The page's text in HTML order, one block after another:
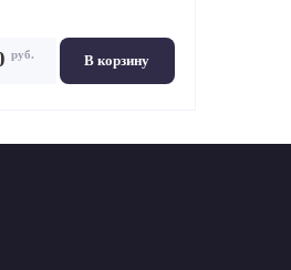
В корзину
руб.